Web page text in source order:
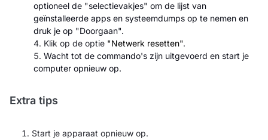
optioneel de "selectievakjes" om de lijst van
geïnstalleerde apps en systeemdumps op te nemen en
druk je op "Doorgaan".
Klik op de optie "Netwerk resetten".
Wacht tot de commando's zijn uitgevoerd en start je
computer opnieuw op.
Extra tips
Start je apparaat opnieuw op.